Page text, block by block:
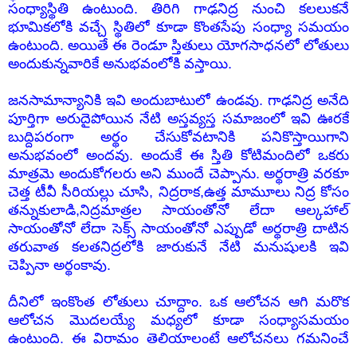
సంధ్యాస్థితి ఉంటుంది. తిరిగి గాఢనిద్ర నుంచి కలలుకనే
భూమికలోకి వచ్చే స్థితిలో కూడా కొంతసేపు సంధ్యా సమయం
ఉంటుంది. అయితే ఈ రెండూ స్తితులు యోగసాధనలో లోతులు
అందుకున్నవారికే అనుభవంలోకి వస్తాయి.
జనసామాన్యానికి ఇవి అందుబాటులో ఉండవు. గాఢనిద్ర అనేది
పూర్తిగా అరుదైపోయిన నేటి అస్తవ్యస్త సమాజంలో ఇవి ఊరకే
బుద్దిపరంగా అర్థం చేసుకోవటానికి పనికొస్తాయిగాని
అనుభవంలో అందవు. అందుకే ఈ స్తితి కోటిమందిలో ఒకరు
మాత్రమె అందుకోగలరు అని ముందే చెప్పాను. అర్థరాత్రి వరకూ
చెత్త టీవీ సీరియల్లు చూసి, నిద్రరాక,ఉత్త మామూలు నిద్ర కోసం
తన్నుకులాడి,నిద్రమాత్రల సాయంతోనో లేదా ఆల్కహాల్
సాయంతోనో లేదా సెక్స్ సాయంతోనో ఎప్పుడో అర్థరాత్రి దాటిన
తరువాత కలతనిద్రలోకి జారుకునే నేటి మనుషులకి ఇవి
చెప్పినా అర్థంకావు.
దీనిలో ఇంకొంత లోతులు చూద్దాం. ఒక ఆలోచన ఆగి మరొక
ఆలోచన మొదలయ్యే మధ్యలో కూడా సంధ్యాసమయం
ఉంటుంది. ఈ విరామం తెలియాలంటే ఆలోచనలు గమనించే